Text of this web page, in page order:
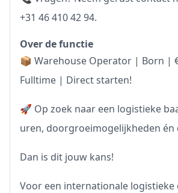
+31 46 410 42 94.
Over de functie
📦 Warehouse Operator | Born |
Fulltime | Direct starten!
🚀 Op zoek naar een logistieke
uren, doorgroeimogelijkheden én
Dan is dit jouw kans!
Voor een internationale